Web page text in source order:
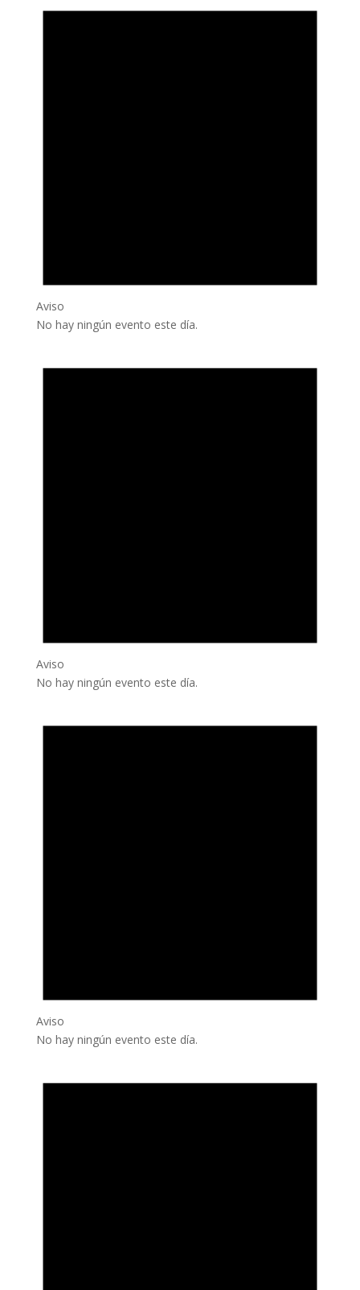
Aviso
No hay ningún evento este día.
Aviso
No hay ningún evento este día.
Aviso
No hay ningún evento este día.